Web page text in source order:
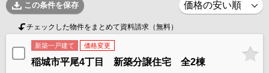
この条件を保存
チェックした物件をまとめて資料請求（無料）
新築一戸建て 価格変更
稲城市平尾4丁目 新築分譲住宅 全2棟